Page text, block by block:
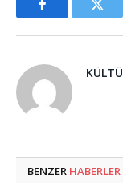
Facebook
BENZER HABERLER